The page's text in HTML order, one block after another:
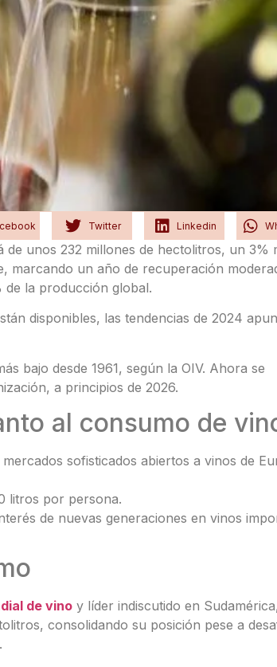
Twitter Linkedin
unos 232 millones de hectolitros, un 3%
marcando un año de recuperación
de la producción global.
disponibles, las tendencias de 2024
bajo desde 1961, según la OIV. Ahora se
a principios de 2026.
al consumo de
sofisticados abiertos a vinos de
litros por persona.
de nuevas generaciones en vinos
de vinoy líder indiscutido en
consolidando su posición pese a
.